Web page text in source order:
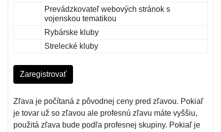
Prevádzkovateľ webových stránok s
vojenskou tematikou
Rybárske kluby
Strelecké kluby
Zaregistrovať
Zľava je počítaná z pôvodnej ceny pred zľavou. Pokiaľ
je tovar už so zľavou ale profesnú zľavu máte vyššiu,
použitá zľava bude podľa profesnej skupiny. Pokiaľ je